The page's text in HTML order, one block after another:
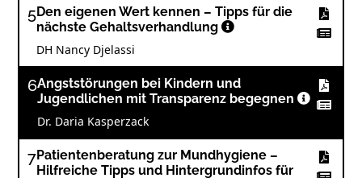
5Den eigenen Wert kennen – Tipps für die
nächste Gehaltsverhandlung
DH Nancy Djelassi
6Angststörungen bei Kindern und
Jugendlichen mit Transparenz begegnen
Dr. Daria Kasperzack
7Patientenberatung zur Mundhygiene –
Hilfreiche Tipps und Hintergrundinfos für